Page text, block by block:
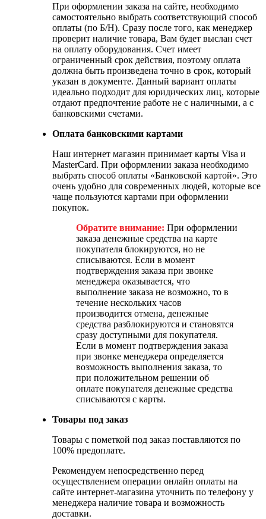
При оформлении заказа на сайте, необходимо
самостоятельно выбрать соответствующий способ
оплаты (по Б/Н). Сразу после того, как менеджер
проверит наличие товара, Вам будет выслан счет
на оплату оборудования. Счет имеет
ограниченный срок действия, поэтому оплата
должна быть произведена точно в срок, который
указан в документе. Данный вариант оплаты
идеально подходит для юридических лиц, которые
отдают предпочтение работе не с наличными, а с
банковскими счетами.
Оплата банковскими картами
Наш интернет магазин принимает карты Visa и
MasterCard. При оформлении заказа необходимо
выбрать способ оплаты «Банковской картой». Это
очень удобно для современных людей, которые все
чаще пользуются картами при оформлении
покупок.
Обратите внимание: При оформлении
заказа денежные средства на карте
покупателя блокируются, но не
списываются. Если в момент
подтверждения заказа при звонке
менеджера оказывается, что
выполнение заказа не возможно, то в
течение нескольких часов
производится отмена, денежные
средства разблокируются и становятся
сразу доступными для покупателя.
Если в момент подтверждения заказа
при звонке менеджера определяется
возможность выполнения заказа, то
при положительном решении об
оплате покупателя денежные средства
списываются с карты.
Товары под заказ
Товары с пометкой под заказ поставляются по
100% предоплате.
Рекомендуем непосредственно перед
осуществлением операции онлайн оплаты на
сайте интернет-магазина уточнить по телефону у
менеджера наличие товара и возможность
доставки.